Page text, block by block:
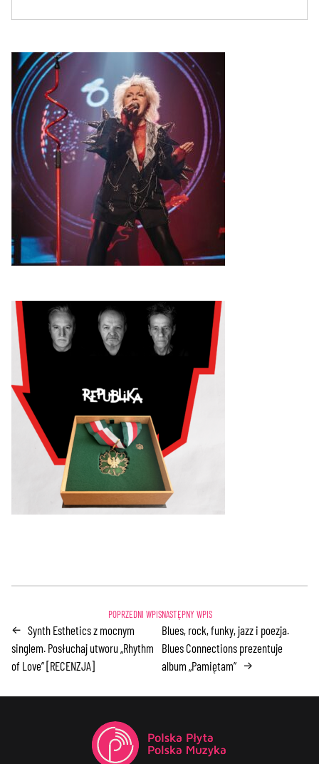
← Synth Esthetics z mocnym
singlem. Posłuchaj utworu „Rhythm
of Love” [RECENZJA]
Blues, rock, funky, jazz i poezja.
Blues Connections prezentuje
album „Pamiętam” →